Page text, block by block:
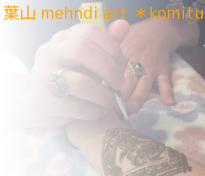
葉山 mehndi art ＊komitu